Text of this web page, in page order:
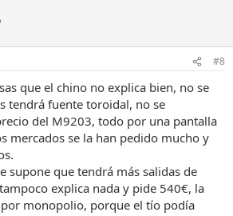
#8
que el chino no explica bien, no se
tendrá fuente toroidal, no se
del M9203, todo por una pantalla
mercados se la han pedido mucho y
supone que tendrá más salidas de
explica nada y pide 540€, la
monopolio, porque el tío podía